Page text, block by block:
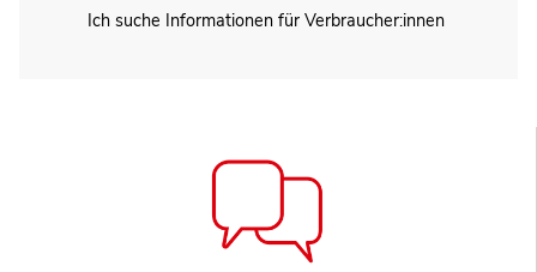
Ich suche Informationen für Verbraucher:innen